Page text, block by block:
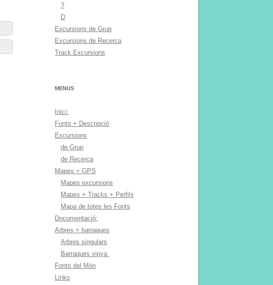
?
D
Excursions de Grup
Excursions de Recerca
Track Excursions
MENUS
Inici:
Fonts + Descripció
Excursions
de Grup
de Recerca
Mapes + GPS
Mapes excursions
Mapes + Tracks + Perfils
Mapa de totes les Fonts
Documentació:
Arbres + barraques
Arbres singulars
Barraques vinya.
Fonts del Món
Links